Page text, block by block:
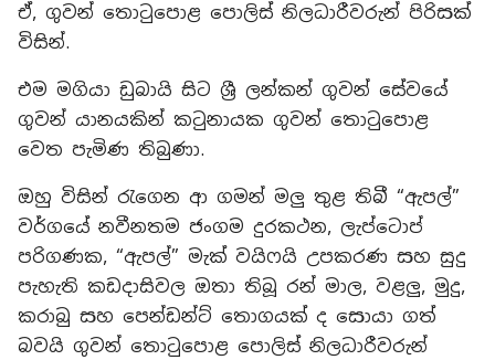
ඒ, ගුවන් තොටුපොළ පොලිස් නිලධාරීවරුන් පිරිසක්
විසින්.
එම මගියා ඩුබායි සිට ශ්‍රී ලන්කන් ගුවන් සේවයේ
ගුවන් යානයකින් කටුනායක ගුවන් තොටුපොළ
වෙත පැමිණ තිබුණා.
ඔහු විසින් රැගෙන ආ ගමන් මලු‍ තුළ තිබී “ඇපල්”‍
වර්ගයේ නවීනතම ජංගම දුරකථන, ලැප්ටොප්
පරිගණක, “ඇපල්”‍ මැක් වයිෆයි උපකරණ සහ සුදු
පැහැති කඩදාසිවල ඔතා තිබූ රන් මාල, වළලු‍, මුදු,
කරාබු සහ පෙන්ඩන්ට් තොගයක් ද සොයා ගත්
බවයි ගුවන් තොටුපොළ පොලිස් නිලධාරීවරුන්